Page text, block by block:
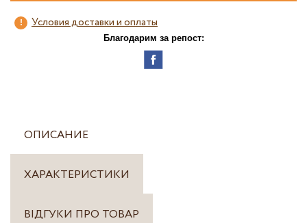
Условия доставки и оплаты
Благодарим за репост:
ОПИСАНИЕ
ХАРАКТЕРИСТИКИ
ВІДГУКИ ПРО ТОВАР